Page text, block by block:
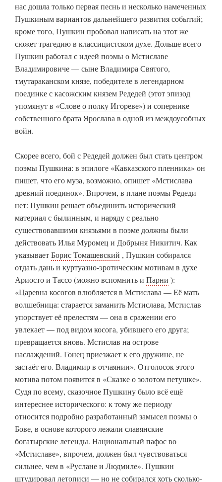
нас дошла только первая песнь и несколько намеченных
Пушкиным вариантов дальнейшего развития событий;
кроме того, Пушкин пробовал написать на этот же
сюжет трагедию в классицистском духе. Дольше всего
Пушкин работал с идеей поэмы о Мстиславе
Владимировиче — сыне Владимира Святого,
тмутараканском князе, победителе в легендарном
поединке с касожским князем Редедей (этот эпизод
упомянут в «Слове о полку Игореве») и сопернике
собственного брата Ярослава в одной из междоусобных
войн.
Скорее всего, бой с Редедей должен был стать центром
поэмы Пушкина: в эпилоге «Кавказского пленника» он
пишет, что его муза, возможно, опишет «Мстислава
древний поединок». Впрочем, в плане поэмы Редеди
нет: Пушкин решает объединить исторический
материал с былинным, и наряду с реально
существовавшими князьями в поэме должны были
действовать Илья Муромец и Добрыня Никитич. Как
указываетБорис Томашевский , Пушкин собирался
отдать дань и куртуазно-эротическим мотивам в духе
Ариосто и Тассо (можно вспомнить и Парни ):
«Царевна косогов влюбляется в Мстислава — Её мать
волшебница: старается заманить Мстислава, Мстислав
упорствует её прелестям — она в сражении его
увлекает — под видом косога, убившего его друга;
превращается вновь. Мстислав на острове
наслаждений. Гонец приезжает к его дружине, не
застаёт его. Владимир в отчаянии». Отголосок этого
мотива потом появится в «Сказке о золотом петушке».
Судя по всему, сказочное Пушкину было всё ещё
интереснее исторического: к тому же периоду
относится подробно разработанный замысел поэмы о
Бове, в основе которого лежали славянские
богатырские легенды. Национальный пафос во
«Мстиславе», впрочем, должен был чувствоваться
сильнее, чем в «Руслане и Людмиле». Пушкин
штудировал летописи — но не собирался хоть сколько-